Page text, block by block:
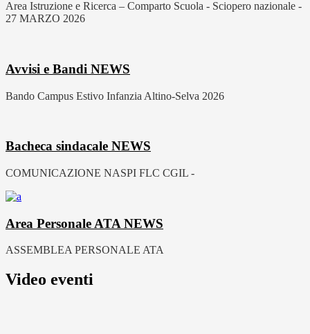
Area Istruzione e Ricerca – Comparto Scuola - Sciopero nazionale -
27 MARZO 2026
Avvisi e Bandi NEWS
Bando Campus Estivo Infanzia Altino-Selva 2026
Bacheca sindacale NEWS
COMUNICAZIONE NASPI FLC CGIL -
Area Personale ATA NEWS
ASSEMBLEA PERSONALE ATA
Video eventi